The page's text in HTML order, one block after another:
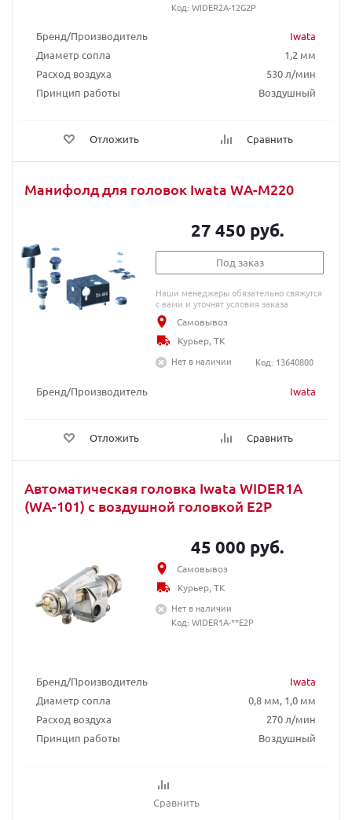
Бренд/Производитель
Iwata
Диаметр сопла
1,2 мм
Расход воздуха
530 л/мин
Принцип работы
Воздушный
Отложить Сравнить
Код: WIDER2A-12G2P
Манифолд для головок Iwata WA-M220
Бренд/Производитель Iwata
Отложить Сравнить
27 450 руб.
Под заказ
Наши менеджеры обязательно свяжутся
с вами и уточнят условия заказа
Самовывоз
Курьер, ТК
Нет в наличии
Код: 13640800
Автоматическая головка Iwata WIDER1A
(WA-101) с воздушной головкой E2P
Бренд/Производитель
Iwata
Диаметр сопла
0,8 мм, 1,0 мм
Расход воздуха
270 л/мин
Принцип работы
Воздушный
Сравнить
45 000 руб.
Самовывоз
Курьер, ТК
Нет в наличии
Код: WIDER1A-**E2P